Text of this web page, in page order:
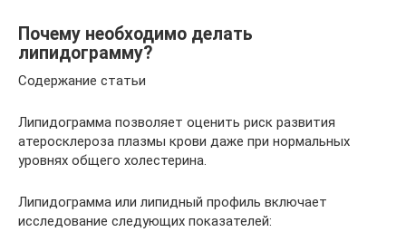
Почему необходимо делать
липидограмму?
Содержание статьи
Липидограмма позволяет оценить риск развития
атеросклероза плазмы крови даже при нормальных
уровнях общего холестерина.
Липидограмма или липидный профиль включает
исследование следующих показателей: